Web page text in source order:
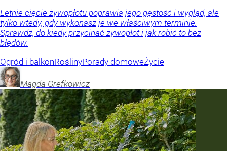
Letnie cięcie żywopłotu poprawia jego gęstość i wygląd, ale
tylko wtedy, gdy wykonasz je we właściwym terminie.
Sprawdź, do kiedy przycinać żywopłot i jak robić to bez
błędów.
Ogród i balkonRoślinyPorady domoweŻycie
Magda Grefkowicz